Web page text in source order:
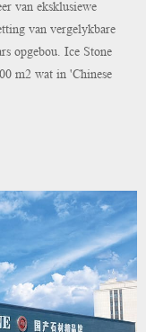
van eksklusiewe
van vergelykbare
opgebou. Ice Stone
m2 wat in 'Chinese